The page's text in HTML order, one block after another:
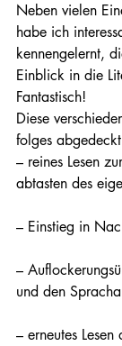
Neben vielen
habe ich
kennengelernt,
Einblick in die
Fantastisch!
Diese
folges
– reines Lesen
abtasten des
– Einstieg in
–
und den
– erneutes